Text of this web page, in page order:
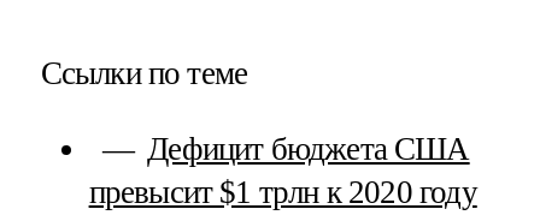
Ссылки по теме
Дефицит бюджета США
превысит $1 трлн к 2020 году